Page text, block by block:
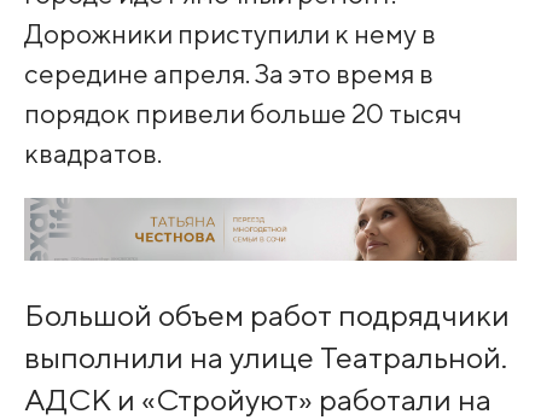
Дорожники приступили к нему в
середине апреля. За это время в
порядок привели больше 20 тысяч
квадратов.
Большой объем работ подрядчики
выполнили на улице Театральной.
АДСК и «Стройуют» работали на